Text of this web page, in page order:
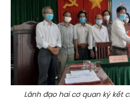
Lãnh đạo hai cơ quan ký kết